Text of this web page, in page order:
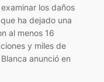
los daños
ha dejado una
al menos 16
y miles de
anunció en